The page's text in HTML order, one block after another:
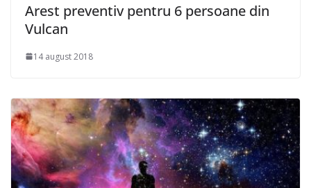
Arest preventiv pentru 6 persoane din
Vulcan
14 august 2018